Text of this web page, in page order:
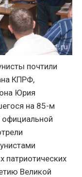
почтили
КПРФ,
Юрия
на 85-м
официальной
патриотических
Великой